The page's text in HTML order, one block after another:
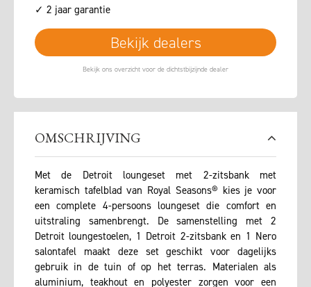
✓ 2 jaar garantie
Bekijk dealers
OMSCHRIJVING
Met de Detroit loungeset met 2-zitsbank met
keramisch tafelblad van Royal Seasons® kies je voor
een complete 4-persoons loungeset die comfort en
uitstraling samenbrengt. De samenstelling met 2
Detroit loungestoelen, 1 Detroit 2-zitsbank en 1 Nero
salontafel maakt deze set geschikt voor dagelijks
gebruik in de tuin of op het terras. Materialen als
aluminium, teakhout en polyester zorgen voor een